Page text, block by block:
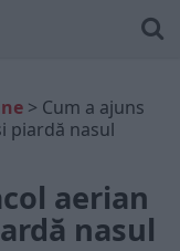
> Cum a ajuns
piardă nasul
aerian
nasul